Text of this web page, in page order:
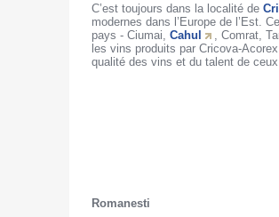
C’est toujours dans la localité de
modernes dans l’Europe de l’Est.
pays - Ciumai, Cahul
, Comrat,
les vins produits par Cricova-
qualité des vins et du talent de
Romanesti